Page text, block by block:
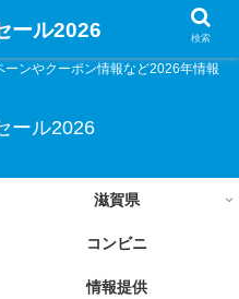
ンやクーポン情報など2026年情報
ール2026
滋賀県
コンビニ
情報提供
ール2026 検索